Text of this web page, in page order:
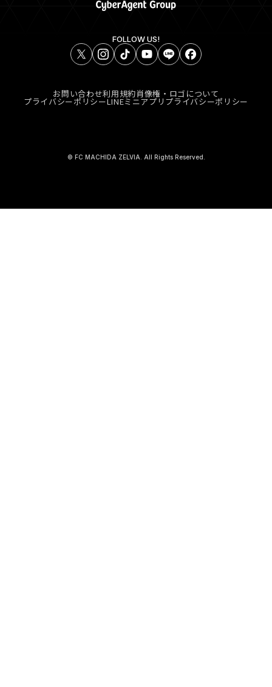
FOLLOW US!
お問い合わせ利用規約肖像権・ロゴについて
プライバシーポリシーLINEミニアプリプライバシーポリシー
© FC MACHIDA ZELVIA. All Rights Reserved.